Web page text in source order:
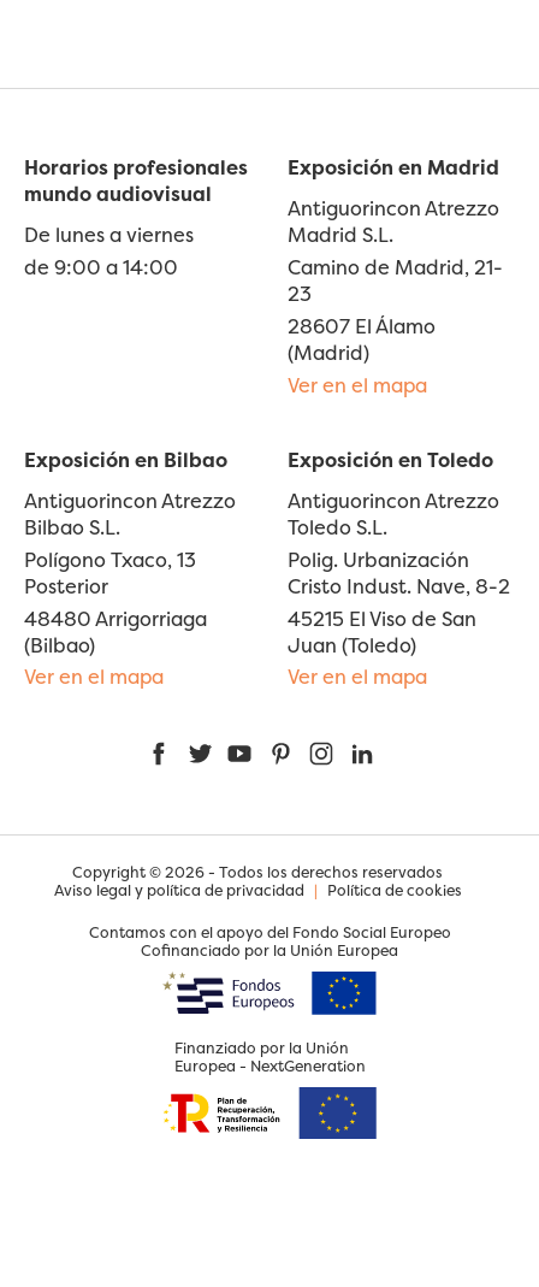
Horarios profesionales
mundo audiovisual
De lunes a viernes
de 9:00 a 14:00
Exposición en Madrid
Antiguorincon Atrezzo
Madrid S.L.
Camino de Madrid, 21-
23
28607 El Álamo
(Madrid)
Ver en el mapa
Exposición en Bilbao
Antiguorincon Atrezzo
Bilbao S.L.
Polígono Txaco, 13
Posterior
48480 Arrigorriaga
(Bilbao)
Ver en el mapa
Exposición en Toledo
Antiguorincon Atrezzo
Toledo S.L.
Polig. Urbanización
Cristo Indust. Nave, 8-2
45215 El Viso de San
Juan (Toledo)
Ver en el mapa
FacebookTwitterYouTubePinterestInstagram
Copyright © 2026 - Todos los derechos reservados
Aviso legal y política de privacidad | Política de cookies
Contamos con el apoyo del Fondo Social Europeo
Cofinanciado por la Unión Europea
Finanziado por la Unión
Europea - NextGeneration